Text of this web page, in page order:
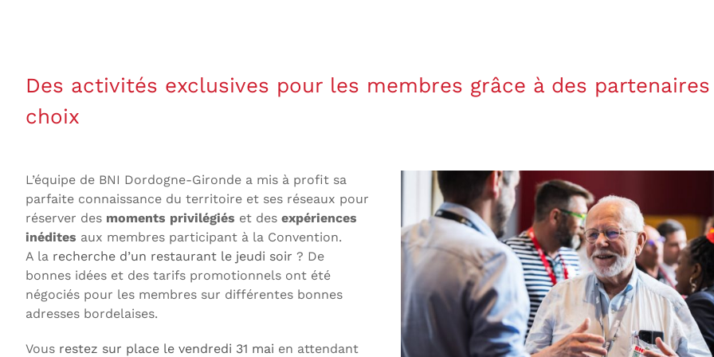
Des activités exclusives pour les membres grâce à des
choix
L’équipe de BNI Dordogne-Gironde a mis à profit sa
parfaite connaissance du territoire et ses réseaux pour
réserver des moments privilégiés et des expériences
inédites aux membres participant à la Convention.
A la recherche d’un restaurant le jeudi soir ? De
bonnes idées et des tarifs promotionnels ont été
négociés pour les membres sur différentes bonnes
adresses bordelaises.
Vous restez sur place le vendredi 31 mai en attendant